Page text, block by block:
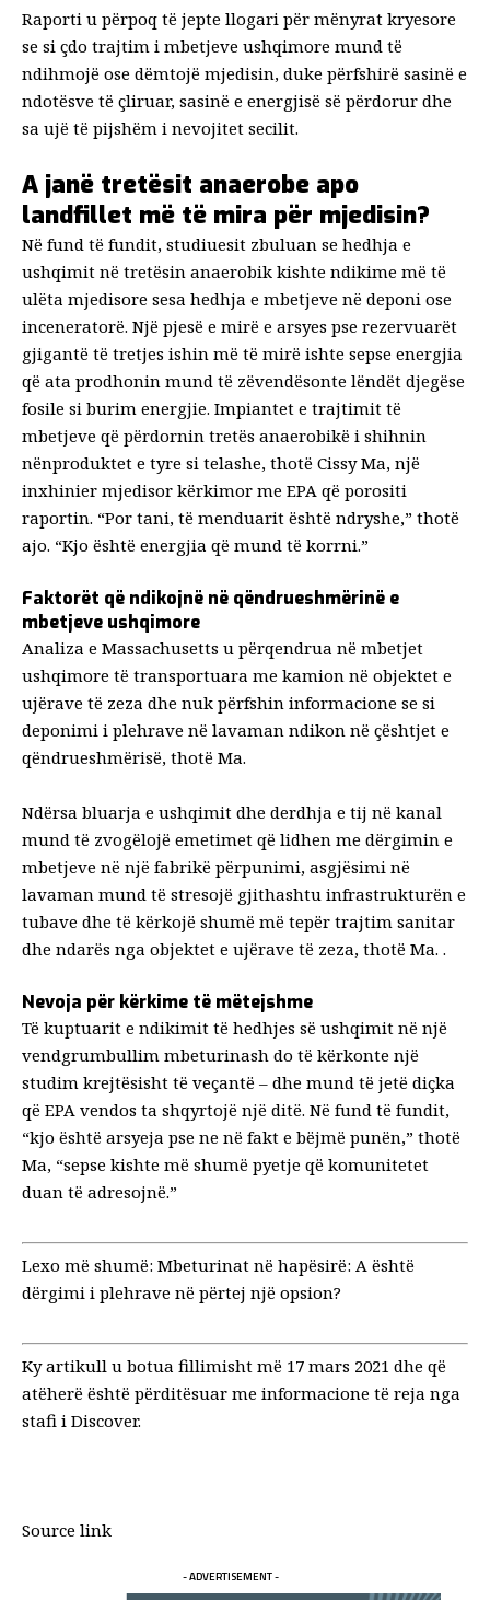
Raporti u përpoq të jepte llogari për mënyrat kryesore
se si çdo trajtim i mbetjeve ushqimore mund të
ndihmojë ose dëmtojë mjedisin, duke përfshirë sasinë e
ndotësve të çliruar, sasinë e energjisë së përdorur dhe
sa ujë të pijshëm i nevojitet secilit.
A janë tretësit anaerobe apo
landfillet më të mira për mjedisin?
Në fund të fundit, studiuesit zbuluan se hedhja e
ushqimit në tretësin anaerobik kishte ndikime më të
ulëta mjedisore sesa hedhja e mbetjeve në deponi ose
inceneratorë. Një pjesë e mirë e arsyes pse rezervuarët
gjigantë të tretjes ishin më të mirë ishte sepse energjia
që ata prodhonin mund të zëvendësonte lëndët djegëse
fosile si burim energjie. Impiantet e trajtimit të
mbetjeve që përdornin tretës anaerobikë i shihnin
nënproduktet e tyre si telashe, thotë Cissy Ma, një
inxhinier mjedisor kërkimor me EPA që porositi
raportin. “Por tani, të menduarit është ndryshe,” thotë
ajo. “Kjo është energjia që mund të korrni.”
Faktorët që ndikojnë në qëndrueshmërinë e
mbetjeve ushqimore
Analiza e Massachusetts u përqendrua në mbetjet
ushqimore të transportuara me kamion në objektet e
ujërave të zeza dhe nuk përfshin informacione se si
deponimi i plehrave në lavaman ndikon në çështjet e
qëndrueshmërisë, thotë Ma.
Ndërsa bluarja e ushqimit dhe derdhja e tij në kanal
mund të zvogëlojë emetimet që lidhen me dërgimin e
mbetjeve në një fabrikë përpunimi, asgjësimi në
lavaman mund të stresojë gjithashtu infrastrukturën e
tubave dhe të kërkojë shumë më tepër trajtim sanitar
dhe ndarës nga objektet e ujërave të zeza, thotë Ma. .
Nevoja për kërkime të mëtejshme
Të kuptuarit e ndikimit të hedhjes së ushqimit në një
vendgrumbullim mbeturinash do të kërkonte një
studim krejtësisht të veçantë – dhe mund të jetë diçka
që EPA vendos ta shqyrtojë një ditë. Në fund të fundit,
“kjo është arsyeja pse ne në fakt e bëjmë punën,” thotë
Ma, “sepse kishte më shumë pyetje që komunitetet
duan të adresojnë.”
Lexo më shumë: Mbeturinat në hapësirë: A është
dërgimi i plehrave në përtej një opsion?
Ky artikull u botua fillimisht më 17 mars 2021 dhe që
atëherë është përditësuar me informacione të reja nga
stafi i Discover.
Source link
- ADVERTISEMENT -